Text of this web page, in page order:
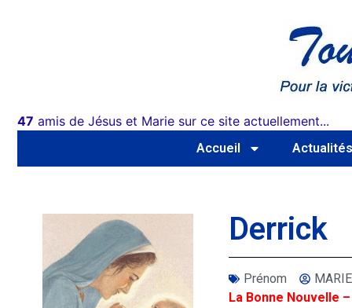
47 amis de Jésus et Marie sur ce site actuellement...
Accueil Actualités
Derrick
Prénom
La Bonne Nouvelle